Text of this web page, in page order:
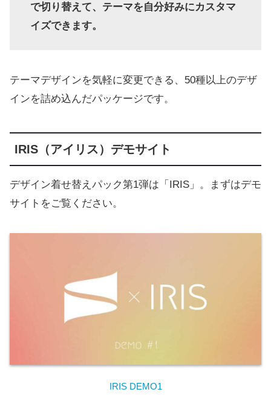
で切り替えて、テーマを自分好みにカスタマ
イズできます。
テーマデザインを気軽に変更できる、50種以上のデザ
インを詰め込んだパッケージです。
IRIS（アイリス）デモサイト
デザイン着せ替えパック第1弾は「IRIS」。まずはデモ
サイトをご覧ください。
IRIS DEMO1